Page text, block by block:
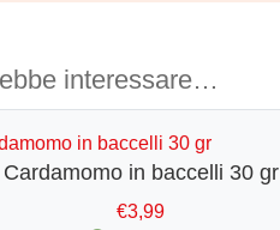
interessare…
Cardamomo in baccelli 30 gr
€3,99